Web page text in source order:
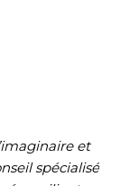
et
spécialisé